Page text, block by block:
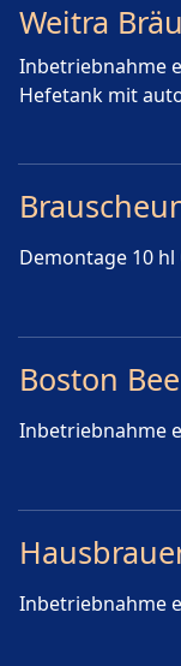
Weitra
Inbetriebnahme
Hefetank mit
Demontage 10
Boston
Inbetriebnahme
Inbetriebnahme